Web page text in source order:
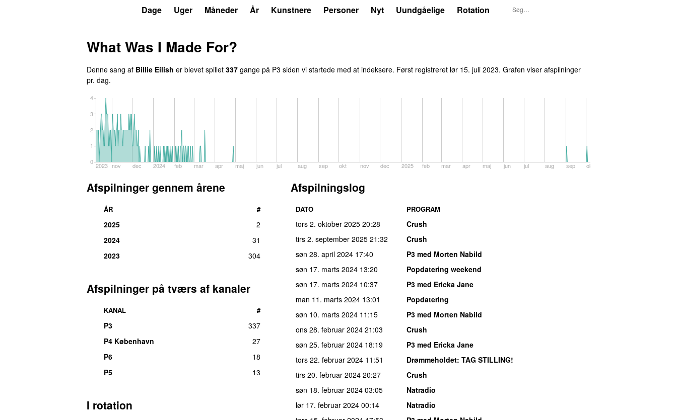
Dage Uger Måneder År Kunstnere Personer Nyt Uundgåelige Rotation
What Was I Made For?
Denne sang af Billie Eilish er blevet spillet 337 gange på P3 siden vi startede med at indeksere. Først registreret lør 15. juli 2023. Grafen viser afspilninger
pr. dag.
2023 nov dec 2024 feb mar apr maj jun jul aug sep okt nov dec 2025 feb mar apr maj jun jul aug sep okt
0
1
2
3
4
Afspilninger gennem årene
ÅR #
2025
2
2024
31
2023
304
Afspilninger på tværs af kanaler
KANAL #
P3
337
P4 København
27
P6
18
P5
13
I rotation
Afspilningslog
DATO PROGRAM
tors 2. oktober 2025 20:28
Crush
tirs 2. september 2025 21:32
Crush
søn 28. april 2024 17:40
P3 med Morten Nabild
søn 17. marts 2024 13:20
Popdatering weekend
søn 17. marts 2024 10:37
P3 med Ericka Jane
man 11. marts 2024 13:01
Popdatering
søn 10. marts 2024 11:15
P3 med Morten Nabild
ons 28. februar 2024 21:03
Crush
søn 25. februar 2024 18:19
P3 med Ericka Jane
tors 22. februar 2024 11:51 Drømmeholdet: TAG STILLING!
tirs 20. februar 2024 20:27
Crush
søn 18. februar 2024 03:05
Natradio
lør 17. februar 2024 00:14
Natradio